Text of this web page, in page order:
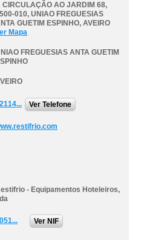
CIRCULAÇÃO AO JARDIM 68,
010, UNIAO FREGUESIAS
GUETIM ESPINHO, AVEIRO
Mapa
FREGUESIAS ANTA GUETIM
Ver Telefone
- Equipamentos Hoteleiros,
Ver NIF